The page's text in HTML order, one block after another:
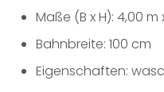
Maße (B x H): 4,00 m
Bahnbreite: 100 cm
Eigenschaften: